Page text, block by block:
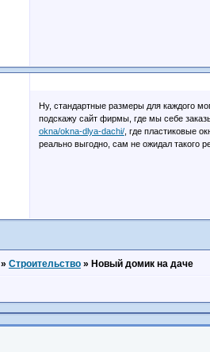
Ну, стандартные размеры для каждого
подскажу сайт фирмы, где мы себе
okna/okna-dlya-dachi/, где пластиковые
реально выгодно, сам не ожидал такого
» Строительство » Новый домик на даче